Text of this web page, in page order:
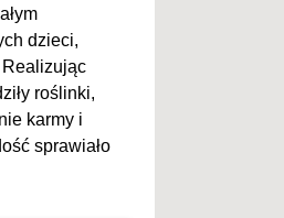
dzieci,
Realizując
roślinki,
karmy i
sprawiało